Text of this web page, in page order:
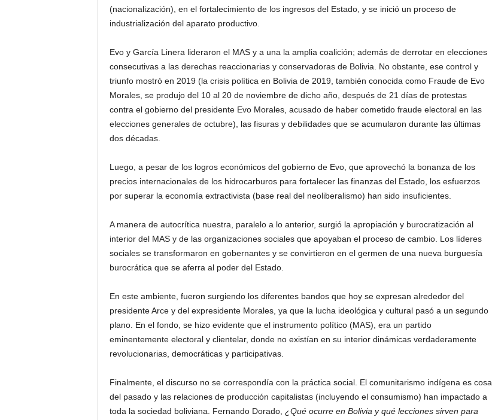
(nacionalización), en el fortalecimiento de los ingresos del Estado, y se inició un proceso de
industrialización del aparato productivo.
Evo y García Linera lideraron el MAS y a una la amplia coalición; además de derrotar en elecciones
consecutivas a las derechas reaccionarias y conservadoras de Bolivia. No obstante, ese control y
triunfo mostró en 2019 (la crisis política en Bolivia de 2019, también conocida como Fraude de Evo
Morales, se produjo del 10 al 20 de noviembre de dicho año, después de 21 días de protestas
contra el gobierno del presidente Evo Morales, acusado de haber cometido fraude electoral en las
elecciones generales de octubre), las fisuras y debilidades que se acumularon durante las últimas
dos décadas.
Luego, a pesar de los logros económicos del gobierno de Evo, que aprovechó la bonanza de los
precios internacionales de los hidrocarburos para fortalecer las finanzas del Estado, los esfuerzos
por superar la economía extractivista (base real del neoliberalismo) han sido insuficientes.
A manera de autocrítica nuestra, paralelo a lo anterior, surgió la apropiación y burocratización al
interior del MAS y de las organizaciones sociales que apoyaban el proceso de cambio. Los líderes
sociales se transformaron en gobernantes y se convirtieron en el germen de una nueva burguesía
burocrática que se aferra al poder del Estado.
En este ambiente, fueron surgiendo los diferentes bandos que hoy se expresan alrededor del
presidente Arce y del expresidente Morales, ya que la lucha ideológica y cultural pasó a un segundo
plano. En el fondo, se hizo evidente que el instrumento político (MAS), era un partido
eminentemente electoral y clientelar, donde no existían en su interior dinámicas verdaderamente
revolucionarias, democráticas y participativas.
Finalmente, el discurso no se correspondía con la práctica social. El comunitarismo indígena es cosa
del pasado y las relaciones de producción capitalistas (incluyendo el consumismo) han impactado a
toda la sociedad boliviana. Fernando Dorado, ¿Qué ocurre en Bolivia y qué lecciones sirven para